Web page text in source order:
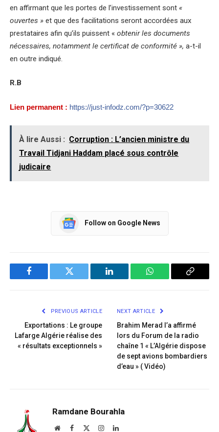
en affirmant que les portes de l’investissement sont «
ouvertes » et que des facilitations seront accordées aux
prestataires afin qu’ils puissent « obtenir les documents
nécessaires, notamment le certificat de conformité », a-t-il
en outre indiqué.
R.B
Lien permanent : https://just-infodz.com/?p=30622
À lire Aussi : Corruption : L’ancien ministre du
Travail Tidjani Haddam placé sous contrôle
judicaire
Follow on Google News
Facebook Twitter LinkedIn WhatsApp Copy
PREVIOUS ARTICLE
Exportations : Le groupe
Lafarge Algérie réalise des
« résultats exceptionnels »
NEXT ARTICLE
Brahim Merad l’a affirmé
lors du Forum de la radio
chaîne 1 « L’Algérie dispose
de sept avions bombardiers
d’eau » ( Vidéo)
Ramdane Bourahla
WebsiteFacebook InstagramLinkedIn